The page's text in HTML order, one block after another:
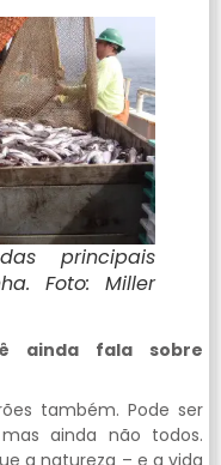
principais
Foto: Miller
ainda fala sobre
também. Pode ser
ainda não todos.